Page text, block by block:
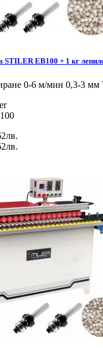
EB100 + 1 кг
0-6 м/мин 0,3-3 мм